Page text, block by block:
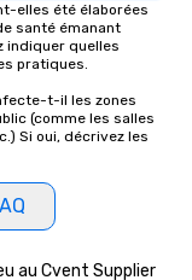
elles été élaborées
santé émanant
indiquer quelles
pratiques.
t-il les zones
(comme les salles
Si oui, décrivez les
au Cvent Supplier